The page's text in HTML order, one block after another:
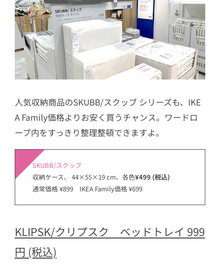
人気収納商品のSKUBB/スクッブ シリーズも、IKE
A Family価格よりお安く買うチャンス。ワードロ
ーブ内をすっきり整理整頓できますよ。
SKUBB/スクッブ
収納ケース、 44×55×19 cm、各色¥499 (税込)
通常価格 ¥899 IKEA Family価格 ¥699
KLIPSK/クリプスク ベッドトレイ 999
円 (税込)